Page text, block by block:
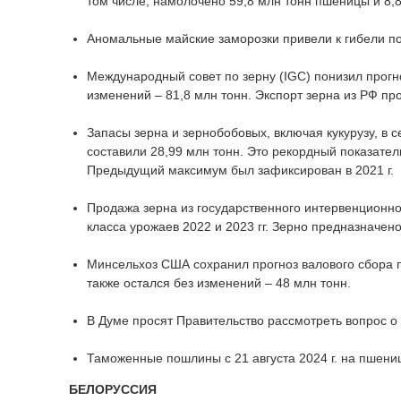
Аномальные майские заморозки привели к гибели
Международный совет по зерну (IGC) понизил
изменений – 81,8 млн тонн. Экспорт зерна из РФ
Запасы зерна и зернобобовых, включая кукурузу, в
составили 28,99 млн тонн. Это рекордный
Предыдущий максимум был зафиксирован в 2021 г.
Продажа зерна из государственного
класса урожаев 2022 и 2023 гг. Зерно
Минсельхоз США сохранил прогноз валового
также остался без изменений – 48 млн тонн.
В Думе просят Правительство рассмотреть вопрос
Таможенные пошлины с 21 августа 2024 г. на
БЕЛОРУССИЯ